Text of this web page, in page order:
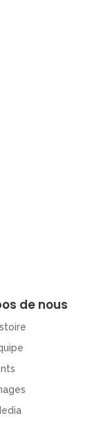
de nous